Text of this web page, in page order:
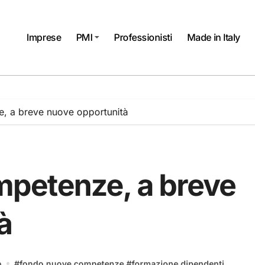
Imprese PMI Professionisti Made in Italy
a breve nuove opportunità
a breve